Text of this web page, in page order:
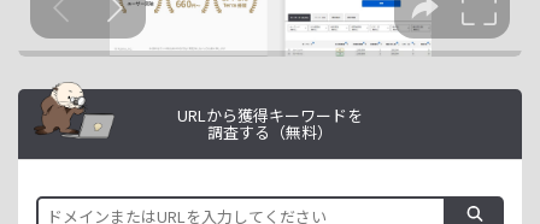
URLから獲得キーワードを
調査する（無料）